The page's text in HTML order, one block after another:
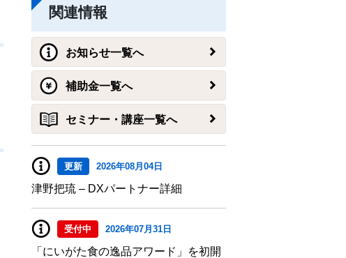
関連情報
お知らせ一覧へ
補助金一覧へ
セミナー・講座一覧へ
更新 2026年08月04日
津野把琉 – DXパートナー詳細
受付中 2026年07月31日
「にいがた食の逸品アワード」を初開